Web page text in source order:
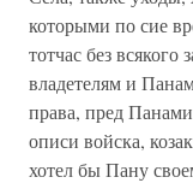
которыми по сие
тотчас без всякого
владетелям и
права, пред
описи войска,
хотел бы Пану